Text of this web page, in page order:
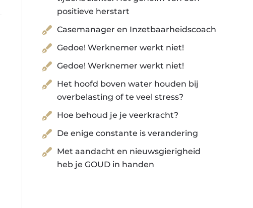
positieve herstart
Casemanager en Inzetbaarheidscoach
Gedoe! Werknemer werkt niet!
Gedoe! Werknemer werkt niet!
Het hoofd boven water houden bij
overbelasting of te veel stress?
Hoe behoud je je veerkracht?
De enige constante is verandering
Met aandacht en nieuwsgierigheid
heb je GOUD in handen